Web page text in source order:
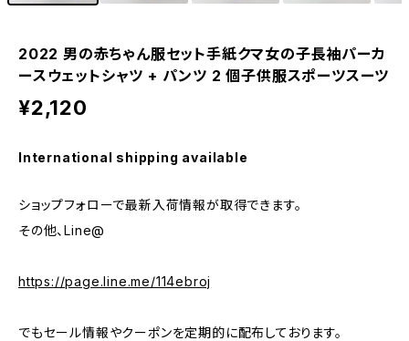
2022 男の赤ちゃん服セット手紙クマ女の子長袖パーカ
ースウェットシャツ + パンツ 2 個子供服スポーツスーツ
¥2,120
International shipping available
ショップフォローで最新入荷情報が取得できます。
その他、Line@
https://page.line.me/114ebroj
でもセール情報やクーポンを定期的に配布しております。